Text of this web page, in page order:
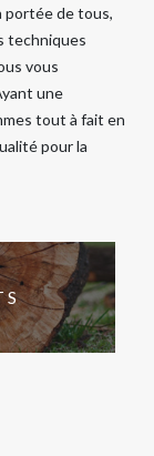
portée de tous,
techniques
vous
une
tout à fait en
pour la